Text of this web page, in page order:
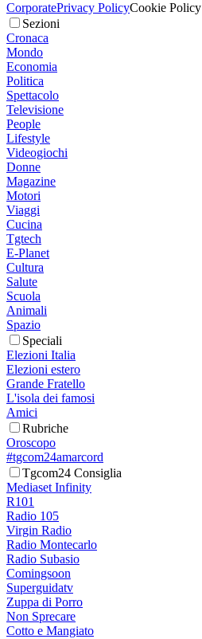
CorporatePrivacy PolicyCookie Policy
Sezioni
Cronaca
Mondo
Economia
Politica
Spettacolo
Televisione
People
Lifestyle
Videogiochi
Donne
Magazine
Motori
Viaggi
Cucina
Tgtech
E-Planet
Cultura
Salute
Scuola
Animali
Spazio
Speciali
Elezioni Italia
Elezioni estero
Grande Fratello
L'isola dei famosi
Amici
Rubriche
Oroscopo
#tgcom24amarcord
Tgcom24 Consiglia
Mediaset Infinity
R101
Radio 105
Virgin Radio
Radio Montecarlo
Radio Subasio
Comingsoon
Superguidatv
Zuppa di Porro
Non Sprecare
Cotto e Mangiato